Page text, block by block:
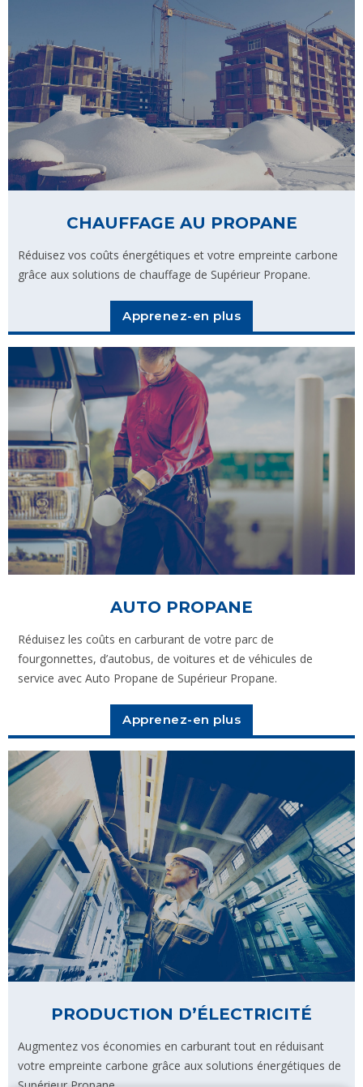
CHAUFFAGE AU PROPANE
Réduisez vos coûts énergétiques et votre empreinte carbone
grâce aux solutions de chauffage de Supérieur Propane.
Apprenez-en plus
AUTO PROPANE
Réduisez les coûts en carburant de votre parc de
fourgonnettes, d’autobus, de voitures et de véhicules de
service avec Auto Propane de Supérieur Propane.
Apprenez-en plus
PRODUCTION D’ÉLECTRICITÉ
Augmentez vos économies en carburant tout en réduisant
votre empreinte carbone grâce aux solutions énergétiques de